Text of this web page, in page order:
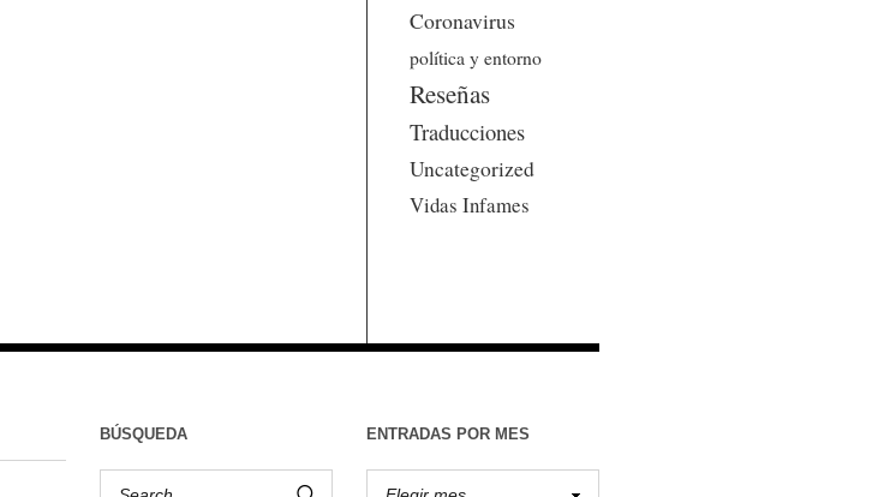
Coronavirus
política y entorno
Reseñas
Traducciones
Uncategorized
Vidas Infames
BÚSQUEDA ENTRADAS POR MES